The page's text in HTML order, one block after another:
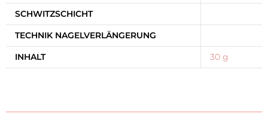
SCHWITZSCHICHT
TECHNIK NAGELVERLÄNGERUNG
INHALT
30 g